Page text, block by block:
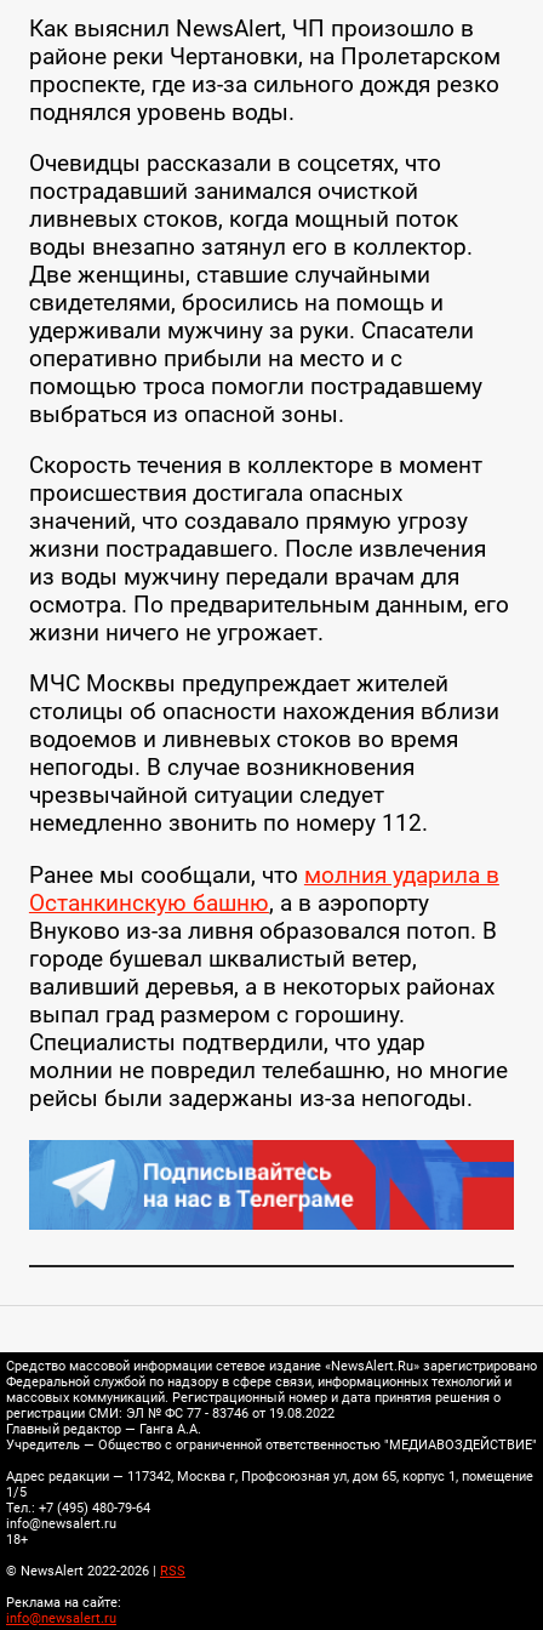
Как выяснил NewsAlert, ЧП произошло в
районе реки Чертановки, на Пролетарском
проспекте, где из-за сильного дождя резко
поднялся уровень воды.
Очевидцы рассказали в соцсетях, что
пострадавший занимался очисткой
ливневых стоков, когда мощный поток
воды внезапно затянул его в коллектор.
Две женщины, ставшие случайными
свидетелями, бросились на помощь и
удерживали мужчину за руки. Спасатели
оперативно прибыли на место и с
помощью троса помогли пострадавшему
выбраться из опасной зоны.
Скорость течения в коллекторе в момент
происшествия достигала опасных
значений, что создавало прямую угрозу
жизни пострадавшего. После извлечения
из воды мужчину передали врачам для
осмотра. По предварительным данным, его
жизни ничего не угрожает.
МЧС Москвы предупреждает жителей
столицы об опасности нахождения вблизи
водоемов и ливневых стоков во время
непогоды. В случае возникновения
чрезвычайной ситуации следует
немедленно звонить по номеру 112.
Ранее мы сообщали, что молния ударила в
Останкинскую башню, а в аэропорту
Внуково из-за ливня образовался потоп. В
городе бушевал шквалистый ветер,
валивший деревья, а в некоторых районах
выпал град размером с горошину.
Специалисты подтвердили, что удар
молнии не повредил телебашню, но многие
рейсы были задержаны из-за непогоды.
Средство массовой информации сетевое издание «NewsAlert.Ru» зарегистрировано
Федеральной службой по надзору в сфере связи, информационных технологий и
массовых коммуникаций. Регистрационный номер и дата принятия решения о
регистрации СМИ: ЭЛ № ФС 77 - 83746 от 19.08.2022
Главный редактор — Ганга А.А.
Учредитель — Общество с ограниченной ответственностью "МЕДИАВОЗДЕЙСТВИЕ"
Адрес редакции — 117342, Москва г, Профсоюзная ул, дом 65, корпус 1, помещение
1/5
Тел.: +7 (495) 480-79-64
info@newsalert.ru
18+
© NewsAlert 2022-2026 |
RSS
Реклама на сайте:
info@newsalert.ru